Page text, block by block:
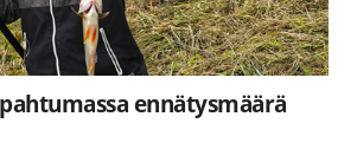
ennätysmäärä